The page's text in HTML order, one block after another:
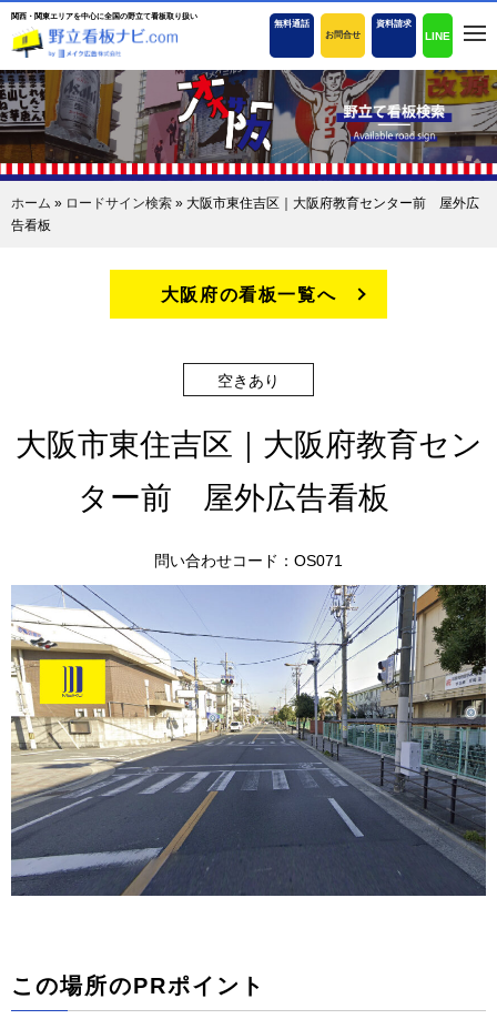
関西・関東エリアを中心に全国の野立て看板取り扱い
無料通話
お問合せ
資料請求
LINE
ホーム » ロードサイン検索 » 大阪市東住吉区｜大阪府教育センター前 屋外広
告看板
大阪府の看板一覧へ
空きあり
大阪市東住吉区｜大阪府教育セン
ター前 屋外広告看板
問い合わせコード：OS071
この場所のPRポイント